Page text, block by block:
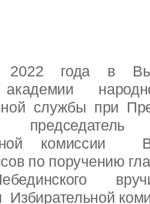
2022 года в
академии
службы при
комиссии
по поручению
Избирательной